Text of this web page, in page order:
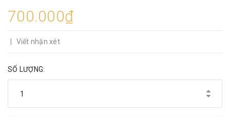
700.000₫
Viết nhận xét
SỐ LƯỢNG: